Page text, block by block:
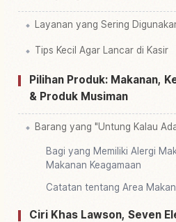
Layanan yang Sering
Tips Kecil Agar Lancar di Kasir
Pilihan Produk: Makanan,
& Produk Musiman
Barang yang "Untung Kalau
Bagi yang Memiliki Alergi
Makanan Keagamaan
Catatan tentang Area
Ciri Khas Lawson, Seven